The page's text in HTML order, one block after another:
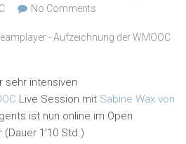
No Comments
- Aufzeichnung der WMOOC
sehr intensiven
Live Session mit Sabine Wax von
ist nun online im Open
1’10 Std.)